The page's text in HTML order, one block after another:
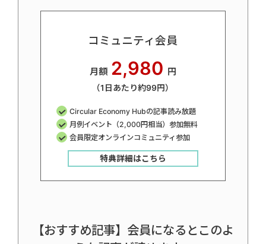
コミュニティ会員
月額 2,980 円
（1日あたり約99円）
Circular Economy Hubの記事読み放題
月例イベント（2,000円相当）参加無料
会員限定オンラインコミュニティ参加
特典詳細はこちら
【おすすめ記事】会員になるとこのよ